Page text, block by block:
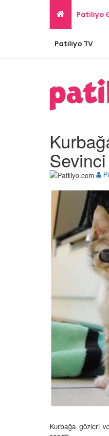
Patiliyo
Patiliyo TV
Sevinci
Kurbağa gözleri